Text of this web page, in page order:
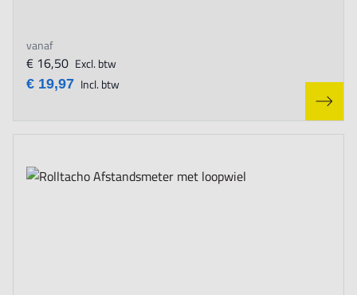
vanaf
€ 19,97 Incl. btw
€ 16,50 Excl. btw